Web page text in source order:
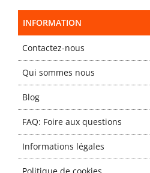
INFORMATION
Contactez-nous
Qui sommes nous
Blog
FAQ: Foire aux questions
Informations légales
Politique de cookies